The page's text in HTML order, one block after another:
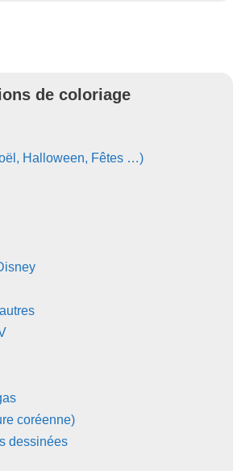
de coloriage
Halloween, Fêtes …)
coréenne)
dessinées